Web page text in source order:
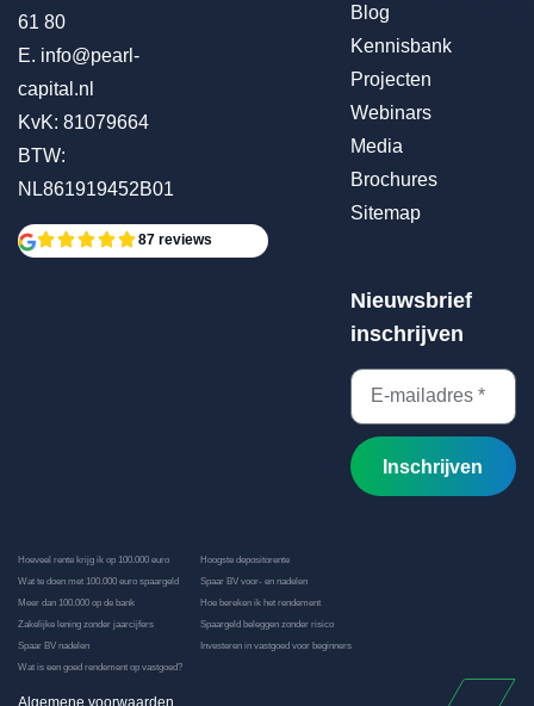
61 80
E. info@pearl-
capital.nl
KvK: 81079664
BTW:
NL861919452B01
87 reviews
Blog
Kennisbank
Projecten
Webinars
Media
Brochures
Sitemap
Nieuwsbrief
inschrijven
Inschrijven
Hoeveel rente krijg ik op 100.000 euro
Wat te doen met 100.000 euro spaargeld
Meer dan 100.000 op de bank
Zakelijke lening zonder jaarcijfers
Spaar BV nadelen
Wat is een goed rendement op vastgoed?
Hoogste depositorente
Spaar BV voor- en nadelen
Hoe bereken ik het rendement
Spaargeld beleggen zonder risico
Investeren in vastgoed voor beginners
Algemene voorwaarden